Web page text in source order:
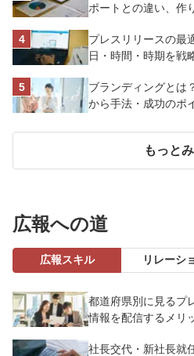
ポートとの違い、作
プレスリリースの最
日・時間・時期を戦
ブランディングとは
から手法・成功のポ
もっと
広報への道
広報スキル リレーシ
都道府県別に見るプ
情報を配信するメリ
社長交代・新社長就